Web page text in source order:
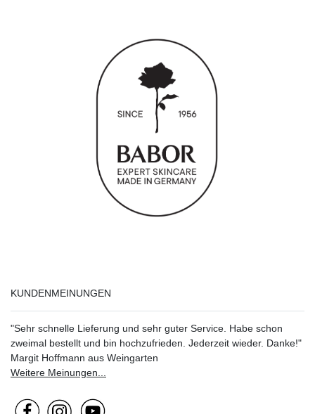
KUNDENMEINUNGEN
"Sehr schnelle Lieferung und sehr guter Service. Habe schon
zweimal bestellt und bin hochzufrieden. Jederzeit wieder. Danke!"
Margit Hoffmann aus Weingarten
Weitere Meinungen...